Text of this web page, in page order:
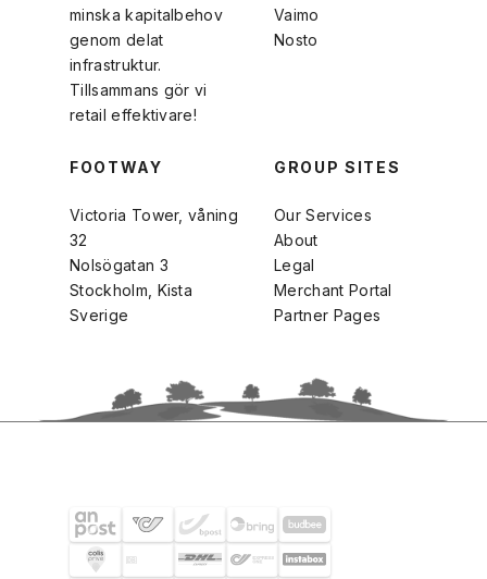
minska kapitalbehov
genom delat
infrastruktur.
Tillsammans gör vi
retail effektivare!
Vaimo
Nosto
FOOTWAY
Victoria Tower, våning
32
Nolsögatan 3
Stockholm, Kista
Sverige
GROUP SITES
Our Services
About
Legal
Merchant Portal
Partner Pages